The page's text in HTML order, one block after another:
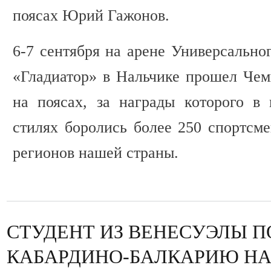
поясах Юрий Гажонов.
6-7 сентября на арене
«Гладиатор» в Нальчике прошел
на поясах, за награды которого в
стилях боролись более 250
регионов нашей страны.
СТУДЕНТ ИЗ ВЕНЕСУЭЛЫ
КАБАРДИНО-БАЛКАРИЮ